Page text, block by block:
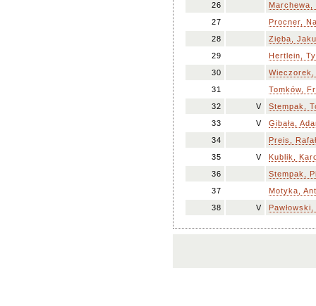
26
Marchewa,
27
Procner,
28
Zięba,
29
Hertlein,
30
31
Tomków,
32
V
Stempak,
33
V
Gibała,
34
Preis, Rafał
35
V
Kublik,
36
Stempak,
37
Motyka,
38
V